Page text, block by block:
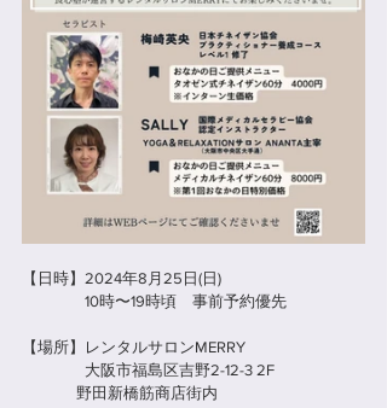
【日時】2024年8月25日(日)
10時〜19時頃　事前予約優先
【場所】レンタルサロンMERRY
大阪市福島区吉野2-12-3 2F
               野田新橋筋商店街内